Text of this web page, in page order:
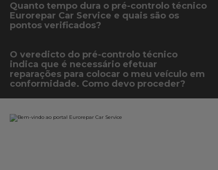
Quanto tempo dura o pré-controlo técnico
Eurorepar Car Service e quais são os
pontos verificados?
O veredicto do pré-controlo técnico
indica que é necessário efetuar
reparações para colocar o meu veículo em
conformidade. Como devo proceder?